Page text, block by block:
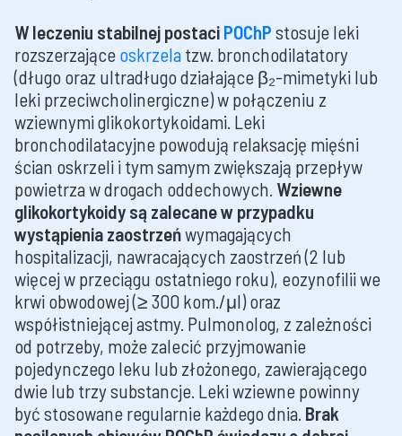
W leczeniu stabilnej postaci POChP stosuje leki
rozszerzające oskrzela tzw. bronchodilatatory
(długo oraz ultradługo działające β₂-mimetyki lub
leki przeciwcholinergiczne) w połączeniu z
wziewnymi glikokortykoidami. Leki
bronchodilatacyjne powodują relaksację mięśni
ścian oskrzeli i tym samym zwiększają przepływ
powietrza w drogach oddechowych. Wziewne
glikokortykoidy są zalecane w przypadku
wystąpienia zaostrzeńwymagających
hospitalizacji, nawracających zaostrzeń (2 lub
więcej w przeciągu ostatniego roku), eozynofilii we
krwi obwodowej (≥ 300 kom./μl) oraz
współistniejącej astmy. Pulmonolog, z zależności
od potrzeby, może zalecić przyjmowanie
pojedynczego leku lub złożonego, zawierającego
dwie lub trzy substancje. Leki wziewne powinny
być stosowane regularnie każdego dnia. Brak